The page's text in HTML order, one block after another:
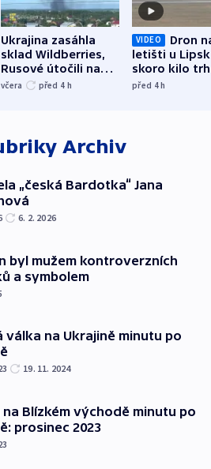
Ukrajina zasáhla
sklad Wildberries,
Rusové útočili na
trh, hasiče či
včera před 4 h
VIDEO
Dron
letišti u
skoro kilo
indicie
před 4h
Archiv
„česká Bardotka“ Jana
6. 2. 2026
byl mužem kontroverzních
a symbolem
válka na Ukrajině minutu po
19. 11. 2024
na Blízkém východě minutu po
prosinec 2023